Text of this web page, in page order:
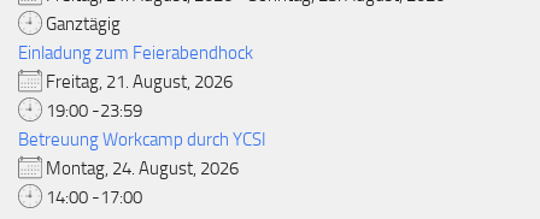
Ganztägig
Einladung zum Feierabendhock
Freitag, 21. August, 2026
19:00 -23:59
Betreuung Workcamp durch YCSI
Montag, 24. August, 2026
14:00 -17:00